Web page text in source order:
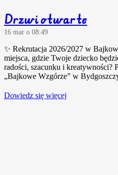
Drzwi otwarte
16 mar o 08:49
✨ Rekrutacja 2026/2027 w
miejsca, gdzie Twoje dziecko
radości, szacunku i kreatywności?
„Bajkowe Wzgórze” w
Dowiedz się więcej